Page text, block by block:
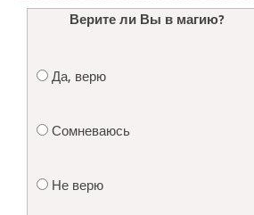
Верите ли Вы в магию?
Да, верю
Сомневаюсь
Не верю